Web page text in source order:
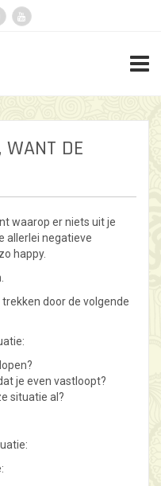
WANT DE
waarop er niets uit je
allerlei negatieve
happy.
door de volgende
je even vastloopt?
situatie al?